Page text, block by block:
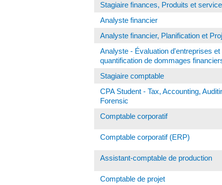
Stagiaire finances, Produits et
Analyste financier
Analyste financier, Planification et
Analyste - Évaluation d'entreprises et
quantification de dommages
Stagiaire comptable
CPA Student - Tax, Accounting,
Forensic
Comptable corporatif
Comptable corporatif (ERP)
Assistant-comptable de production
Comptable de projet